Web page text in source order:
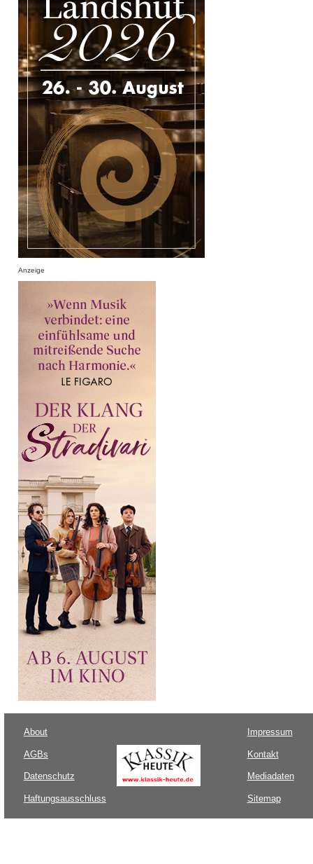
Anzeige
About
AGBs
Datenschutz
Haftungsausschluss
Impressum
Kontakt
Mediadaten
Sitemap